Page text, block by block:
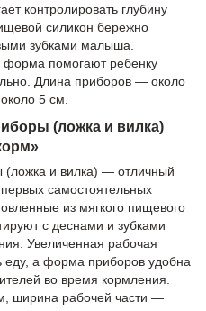
контролировать глубину
силикон бережно
зубками малыша.
форма помогают ребенку
Длина приборов — около
5 см.
(ложка и вилка)
(ложка и вилка) — отличный
самостоятельных
из мягкого пищевого
с деснами и зубками
Увеличенная рабочая
еду, а форма приборов удобна
во время кормления.
ширина рабочей части —